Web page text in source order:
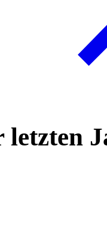
letzten